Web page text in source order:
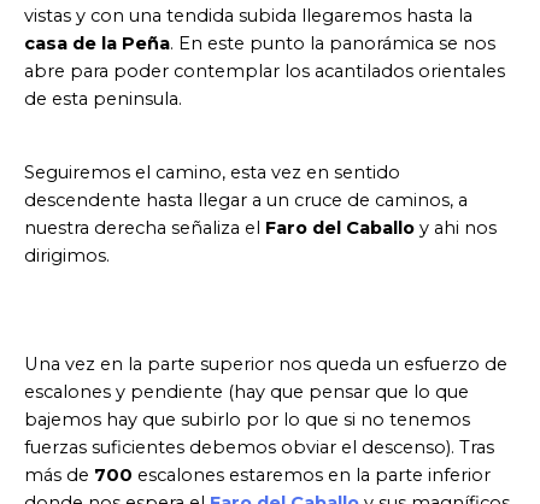
vistas y con una tendida subida llegaremos hasta la
casa de la Peña. En este punto la panorámica se nos
abre para poder contemplar los acantilados orientales
de esta peninsula.
Seguiremos el camino, esta vez en sentido
descendente hasta llegar a un cruce de caminos, a
nuestra derecha señaliza el Faro del Caballo y ahi nos
dirigimos.
Una vez en la parte superior nos queda un esfuerzo de
escalones y pendiente (hay que pensar que lo que
bajemos hay que subirlo por lo que si no tenemos
fuerzas suficientes debemos obviar el descenso). Tras
más de 700 escalones estaremos en la parte inferior